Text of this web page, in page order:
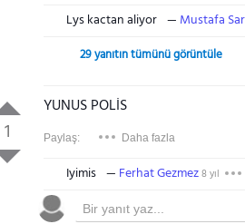
Lys kactan aliyor Mustafa
29 yanıtın tümünü görüntüle
1
YUNUS POLİS
Paylaş: Daha fazla
Iyimis Ferhat Gezmez8 yıl